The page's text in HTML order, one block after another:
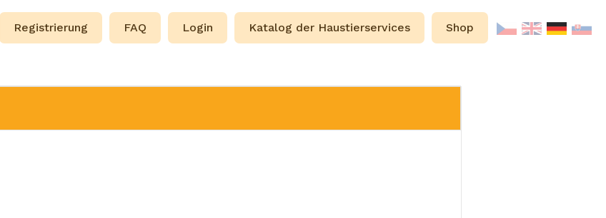
Registrierung FAQ Login Katalog der Haustierservices Shop